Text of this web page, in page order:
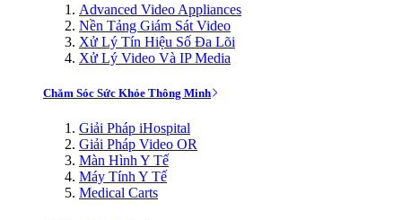
Advanced Video Appliances
Nền Tảng Giám Sát Video
Xử Lý Tín Hiệu Số Đa Lõi
Xử Lý Video Và IP Media
Chăm Sóc Sức Khỏe Thông Minh
Giải Pháp iHospital
Giải Pháp Video OR
Màn Hình Y Tế
Máy Tính Y Tế
Medical Carts